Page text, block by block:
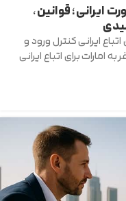
ایرانی؛ قوانین،
ایرانی کنترل ورود و
برای اتباع ایرانی